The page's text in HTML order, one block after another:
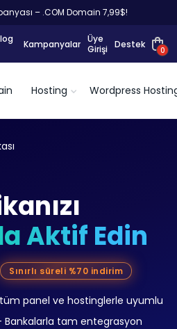
– .COM Domain 7,99$!
Kampanyalar Üye
Girişi Destek
0
Hosting Wordpress
Aktif Edin
Sınırlı süreli %70 indirim
panel ve hostinglerle uyumlu
Bankalarla tam entegrasyon